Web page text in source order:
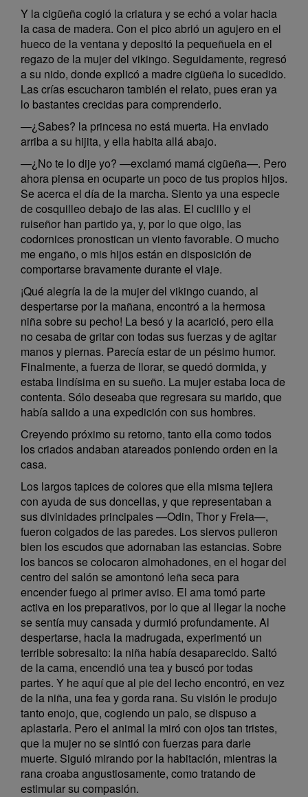
Y la cigüeña cogió la criatura y se echó a volar hacia
la casa de madera. Con el pico abrió un agujero en el
hueco de la ventana y depositó la pequeñuela en el
regazo de la mujer del vikingo. Seguidamente, regresó
a su nido, donde explicó a madre cigüeña lo sucedido.
Las crías escucharon también el relato, pues eran ya
lo bastantes crecidas para comprenderlo.
—¿Sabes? la princesa no está muerta. Ha enviado
arriba a su hijita, y ella habita allá abajo.
—¿No te lo dije yo? —exclamó mamá cigüeña—. Pero
ahora piensa en ocuparte un poco de tus propios hijos.
Se acerca el día de la marcha. Siento ya una especie
de cosquilleo debajo de las alas. El cuclillo y el
ruiseñor han partido ya, y, por lo que oigo, las
codornices pronostican un viento favorable. O mucho
me engaño, o mis hijos están en disposición de
comportarse bravamente durante el viaje.
¡Qué alegría la de la mujer del vikingo cuando, al
despertarse por la mañana, encontró a la hermosa
niña sobre su pecho! La besó y la acarició, pero ella
no cesaba de gritar con todas sus fuerzas y de agitar
manos y piernas. Parecía estar de un pésimo humor.
Finalmente, a fuerza de llorar, se quedó dormida, y
estaba lindísima en su sueño. La mujer estaba loca de
contenta. Sólo deseaba que regresara su marido, que
había salido a una expedición con sus hombres.
Creyendo próximo su retorno, tanto ella como todos
los criados andaban atareados poniendo orden en la
casa.
Los largos tapices de colores que ella misma tejiera
con ayuda de sus doncellas, y que representaban a
sus divinidades principales —Odin, Thor y Freia—,
fueron colgados de las paredes. Los siervos pulieron
bien los escudos que adornaban las estancias. Sobre
los bancos se colocaron almohadones, en el hogar del
centro del salón se amontonó leña seca para
encender fuego al primer aviso. El ama tomó parte
activa en los preparativos, por lo que al llegar la noche
se sentía muy cansada y durmió profundamente. Al
despertarse, hacia la madrugada, experimentó un
terrible sobresalto: la niña había desaparecido. Saltó
de la cama, encendió una tea y buscó por todas
partes. Y he aquí que al pie del lecho encontró, en vez
de la niña, una fea y gorda rana. Su visión le produjo
tanto enojo, que, cogiendo un palo, se dispuso a
aplastarla. Pero el animal la miró con ojos tan tristes,
que la mujer no se sintió con fuerzas para darle
muerte. Siguió mirando por la habitación, mientras la
rana croaba angustiosamente, como tratando de
estimular su compasión.